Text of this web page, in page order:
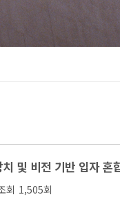
및 비전 기반 입자 혼
회 1,505회